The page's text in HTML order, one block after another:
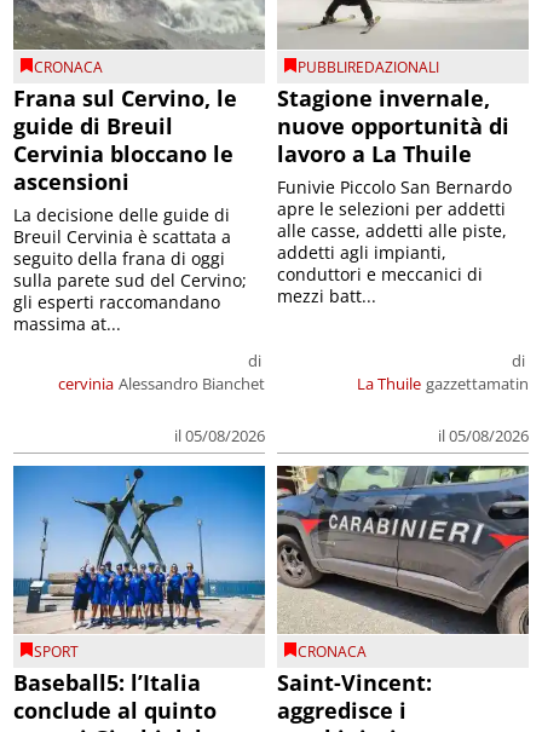
CRONACA
Frana sul Cervino, le
guide di Breuil
Cervinia bloccano le
ascensioni
cervinia
di
Alessandro Bianchet
il 05/08/2026
La decisione delle guide di
Breuil Cervinia è scattata a
seguito della frana di oggi
sulla parete sud del Cervino;
gli esperti raccomandano
massima at...
PUBBLIREDAZIONALI
Stagione invernale,
nuove opportunità di
lavoro a La Thuile
La Thuile
di
gazzettamatin
il 05/08/2026
Funivie Piccolo San Bernardo
apre le selezioni per addetti
alle casse, addetti alle piste,
addetti agli impianti,
conduttori e meccanici di
mezzi batt...
SPORT
Baseball5: l’Italia
conclude al quinto
CRONACA
Saint-Vincent:
aggredisce i